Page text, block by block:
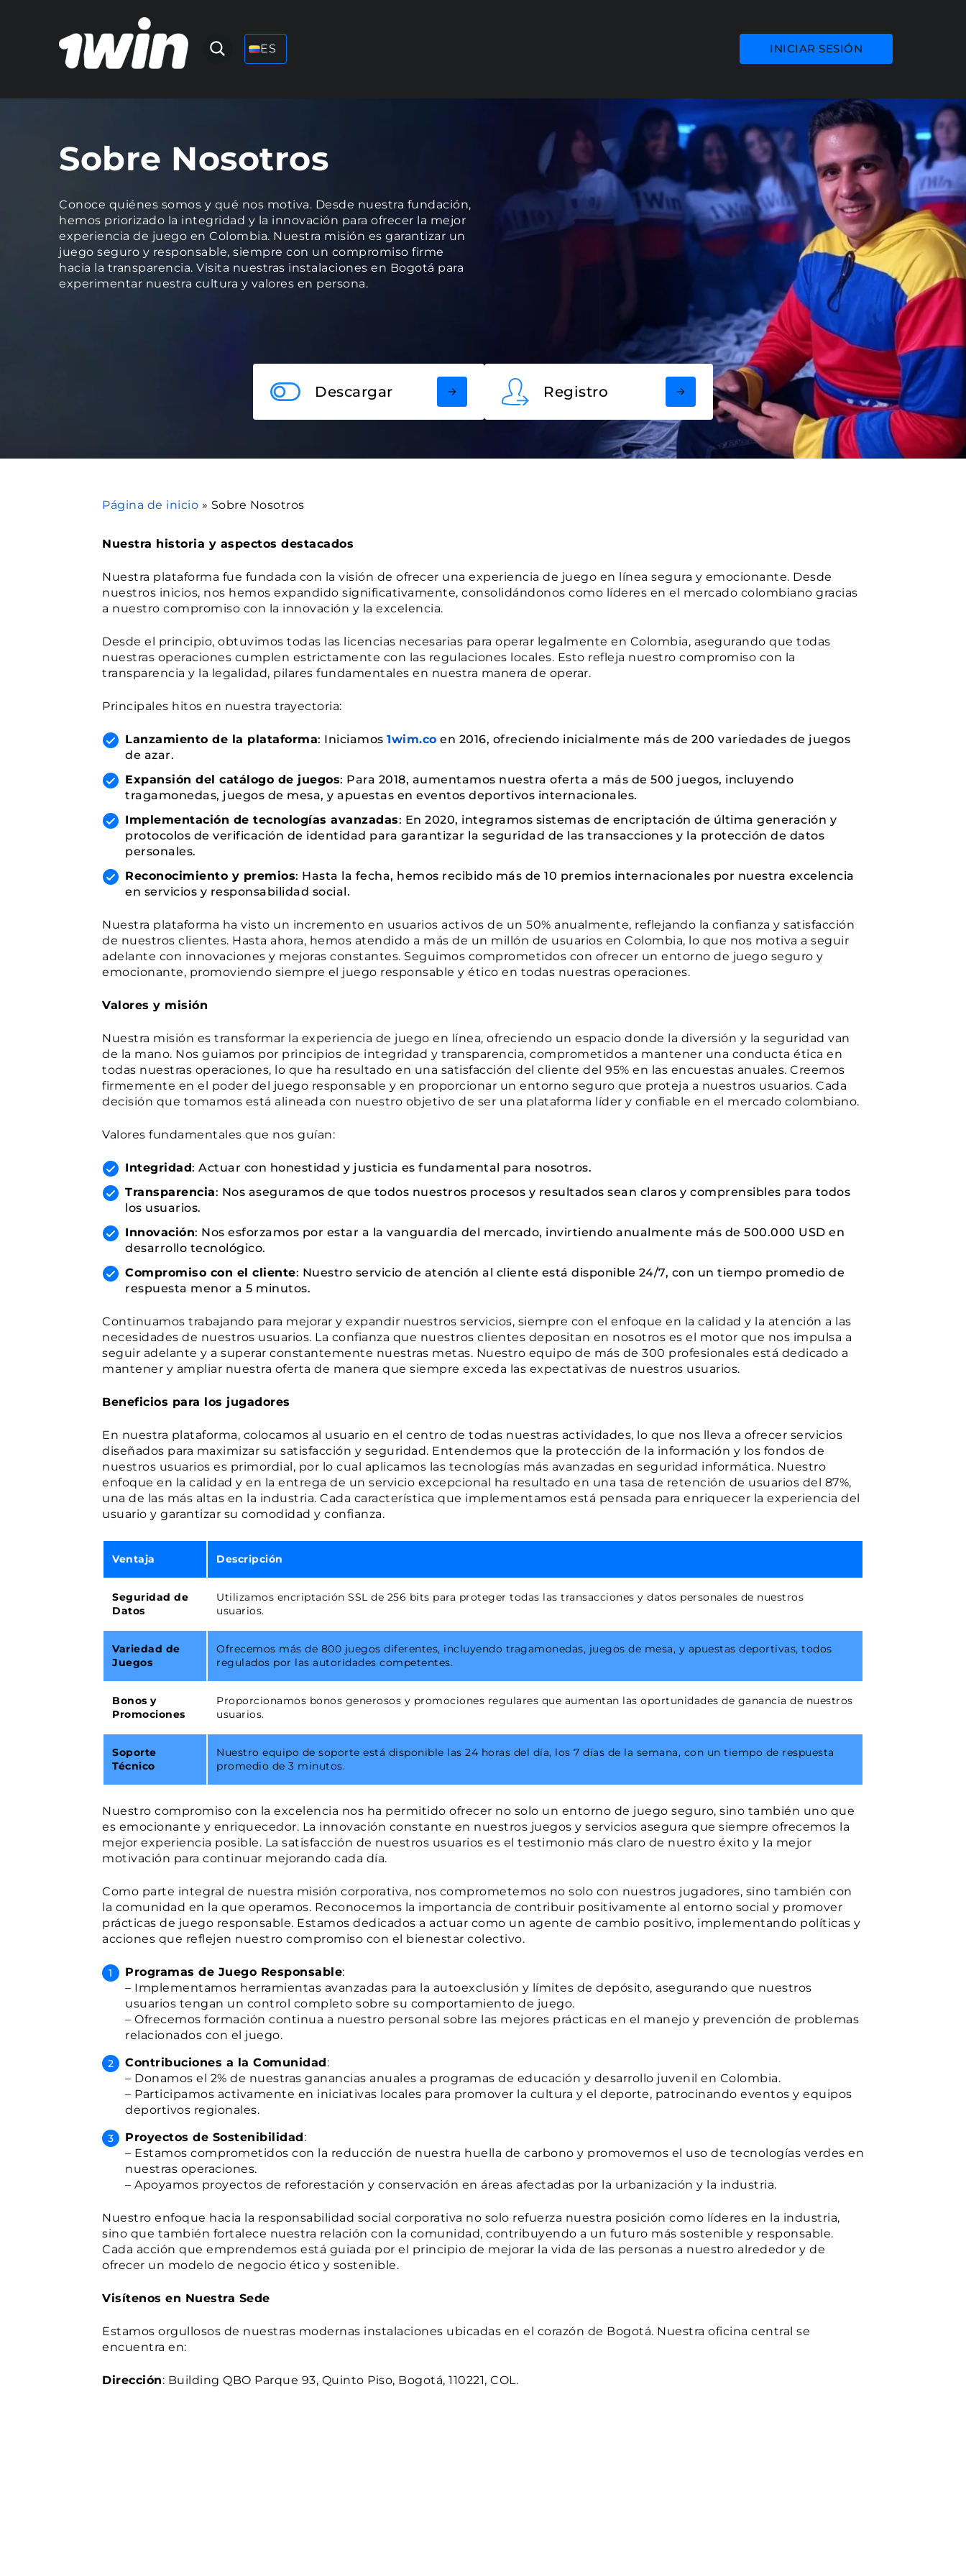
ES INICIAR SESIÓN
Sobre Nosotros
Conoce quiénes somos y qué nos motiva. Desde nuestra fundación,
hemos priorizado la integridad y la innovación para ofrecer la mejor
experiencia de juego en Colombia. Nuestra misión es garantizar un
juego seguro y responsable, siempre con un compromiso firme
hacia la transparencia. Visita nuestras instalaciones en Bogotá para
experimentar nuestra cultura y valores en persona.
Descargar Registro
Página de inicio » Sobre Nosotros
Nuestra historia y aspectos destacados
Nuestra plataforma fue fundada con la visión de ofrecer una experiencia de juego en línea segura y emocionante. Desde
nuestros inicios, nos hemos expandido significativamente, consolidándonos como líderes en el mercado colombiano gracias
a nuestro compromiso con la innovación y la excelencia.
Desde el principio, obtuvimos todas las licencias necesarias para operar legalmente en Colombia, asegurando que todas
nuestras operaciones cumplen estrictamente con las regulaciones locales. Esto refleja nuestro compromiso con la
transparencia y la legalidad, pilares fundamentales en nuestra manera de operar.
Principales hitos en nuestra trayectoria:
Lanzamiento de la plataforma: Iniciamos 1wim.co en 2016, ofreciendo inicialmente más de 200 variedades de juegos
de azar.
Expansión del catálogo de juegos: Para 2018, aumentamos nuestra oferta a más de 500 juegos, incluyendo
tragamonedas, juegos de mesa, y apuestas en eventos deportivos internacionales.
Implementación de tecnologías avanzadas: En 2020, integramos sistemas de encriptación de última generación y
protocolos de verificación de identidad para garantizar la seguridad de las transacciones y la protección de datos
personales.
Reconocimiento y premios: Hasta la fecha, hemos recibido más de 10 premios internacionales por nuestra excelencia
en servicios y responsabilidad social.
Nuestra plataforma ha visto un incremento en usuarios activos de un 50% anualmente, reflejando la confianza y satisfacción
de nuestros clientes. Hasta ahora, hemos atendido a más de un millón de usuarios en Colombia, lo que nos motiva a seguir
adelante con innovaciones y mejoras constantes. Seguimos comprometidos con ofrecer un entorno de juego seguro y
emocionante, promoviendo siempre el juego responsable y ético en todas nuestras operaciones.
Valores y misión
Nuestra misión es transformar la experiencia de juego en línea, ofreciendo un espacio donde la diversión y la seguridad van
de la mano. Nos guiamos por principios de integridad y transparencia, comprometidos a mantener una conducta ética en
todas nuestras operaciones, lo que ha resultado en una satisfacción del cliente del 95% en las encuestas anuales. Creemos
firmemente en el poder del juego responsable y en proporcionar un entorno seguro que proteja a nuestros usuarios. Cada
decisión que tomamos está alineada con nuestro objetivo de ser una plataforma líder y confiable en el mercado colombiano.
Valores fundamentales que nos guían:
Integridad: Actuar con honestidad y justicia es fundamental para nosotros.
Transparencia: Nos aseguramos de que todos nuestros procesos y resultados sean claros y comprensibles para todos
los usuarios.
Innovación: Nos esforzamos por estar a la vanguardia del mercado, invirtiendo anualmente más de 500.000 USD en
desarrollo tecnológico.
Compromiso con el cliente: Nuestro servicio de atención al cliente está disponible 24/7, con un tiempo promedio de
respuesta menor a 5 minutos.
Continuamos trabajando para mejorar y expandir nuestros servicios, siempre con el enfoque en la calidad y la atención a las
necesidades de nuestros usuarios. La confianza que nuestros clientes depositan en nosotros es el motor que nos impulsa a
seguir adelante y a superar constantemente nuestras metas. Nuestro equipo de más de 300 profesionales está dedicado a
mantener y ampliar nuestra oferta de manera que siempre exceda las expectativas de nuestros usuarios.
Beneficios para los jugadores
En nuestra plataforma, colocamos al usuario en el centro de todas nuestras actividades, lo que nos lleva a ofrecer servicios
diseñados para maximizar su satisfacción y seguridad. Entendemos que la protección de la información y los fondos de
nuestros usuarios es primordial, por lo cual aplicamos las tecnologías más avanzadas en seguridad informática. Nuestro
enfoque en la calidad y en la entrega de un servicio excepcional ha resultado en una tasa de retención de usuarios del 87%,
una de las más altas en la industria. Cada característica que implementamos está pensada para enriquecer la experiencia del
usuario y garantizar su comodidad y confianza.
Ventaja Descripción
Seguridad de
Datos
Utilizamos encriptación SSL de 256 bits para proteger todas las transacciones y datos personales de nuestros
usuarios.
Variedad de
Juegos
Ofrecemos más de 800 juegos diferentes, incluyendo tragamonedas, juegos de mesa, y apuestas deportivas, todos
regulados por las autoridades competentes.
Bonos y
Promociones
Proporcionamos bonos generosos y promociones regulares que aumentan las oportunidades de ganancia de nuestros
usuarios.
Soporte
Técnico
Nuestro equipo de soporte está disponible las 24 horas del día, los 7 días de la semana, con un tiempo de respuesta
promedio de 3 minutos.
Nuestro compromiso con la excelencia nos ha permitido ofrecer no solo un entorno de juego seguro, sino también uno que
es emocionante y enriquecedor. La innovación constante en nuestros juegos y servicios asegura que siempre ofrecemos la
mejor experiencia posible. La satisfacción de nuestros usuarios es el testimonio más claro de nuestro éxito y la mejor
motivación para continuar mejorando cada día.
Como parte integral de nuestra misión corporativa, nos comprometemos no solo con nuestros jugadores, sino también con
la comunidad en la que operamos. Reconocemos la importancia de contribuir positivamente al entorno social y promover
prácticas de juego responsable. Estamos dedicados a actuar como un agente de cambio positivo, implementando políticas y
acciones que reflejen nuestro compromiso con el bienestar colectivo.
Programas de Juego Responsable:
– Implementamos herramientas avanzadas para la autoexclusión y límites de depósito, asegurando que nuestros
usuarios tengan un control completo sobre su comportamiento de juego.
– Ofrecemos formación continua a nuestro personal sobre las mejores prácticas en el manejo y prevención de problemas
relacionados con el juego.
Contribuciones a la Comunidad:
– Donamos el 2% de nuestras ganancias anuales a programas de educación y desarrollo juvenil en Colombia.
– Participamos activamente en iniciativas locales para promover la cultura y el deporte, patrocinando eventos y equipos
deportivos regionales.
Proyectos de Sostenibilidad:
– Estamos comprometidos con la reducción de nuestra huella de carbono y promovemos el uso de tecnologías verdes en
nuestras operaciones.
– Apoyamos proyectos de reforestación y conservación en áreas afectadas por la urbanización y la industria.
Nuestro enfoque hacia la responsabilidad social corporativa no solo refuerza nuestra posición como líderes en la industria,
sino que también fortalece nuestra relación con la comunidad, contribuyendo a un futuro más sostenible y responsable.
Cada acción que emprendemos está guiada por el principio de mejorar la vida de las personas a nuestro alrededor y de
ofrecer un modelo de negocio ético y sostenible.
Visítenos en Nuestra Sede
Estamos orgullosos de nuestras modernas instalaciones ubicadas en el corazón de Bogotá. Nuestra oficina central se
encuentra en:
Dirección: Building QBO Parque 93, Quinto Piso, Bogotá, 110221, COL.